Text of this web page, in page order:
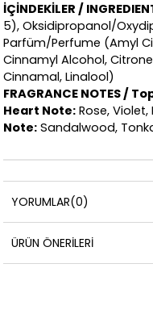
İÇİNDEKİLER /
5), Oksidipropanol/
Parfüm/Perfume (Amyl
Cinnamyl Alcohol,
Cinnamal, Linalool)
FRAGRANCE NOTES /
Heart Note: Rose,
Note: Sandalwood,
YORUMLAR(0)
ÜRÜN ÖNERILERI